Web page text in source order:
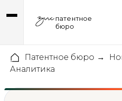
патентное
бюро
Патентное бюро →
Аналитика